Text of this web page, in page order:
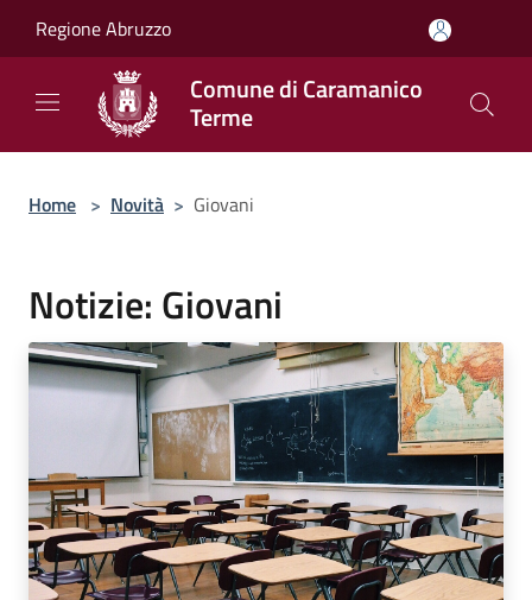
Regione Abruzzo
Comune di Caramanico
Terme
Home > Novità > Giovani
Notizie: Giovani